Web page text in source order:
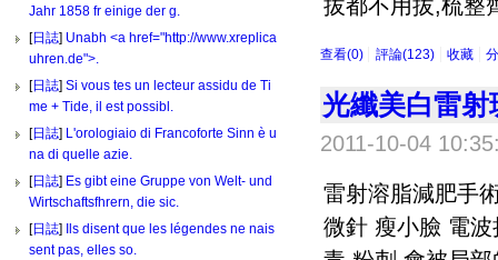
拔都不用拔,梳整
查看(0) 評論(123) 收藏
光纖美白雷
2011-10-04
雷射溶脂減肥手
微針 瘦小臉 電
Jahr 1858 fr einige der g.
[日誌] Unabh <a href="http://www.xreplica
uhren.de">.
[日誌] Si vous tes un lecteur assidu de Ti
me + Tide, il est possibl.
[日誌] L'orologiaio di Francoforte Sinn è u
na di quelle azie.
[日誌] Es gibt eine Gruppe von Welt- und
Wirtschaftsfhrern, die sic.
[日誌]
Ils disent que les légendes ne nais
sent pas, elles so.